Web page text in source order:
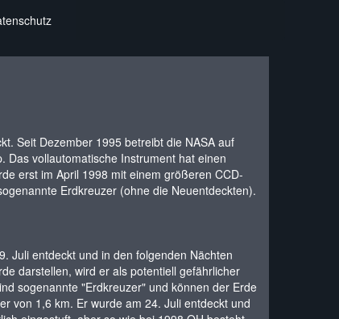
Seit Dezember 1995 betreibt die NASA auf
Das vollautomatische Instrument hat einen
erst im April 1998 mit einem größeren CCD-
Erdkreuzer (ohne die Neuentdeckten).
Juli entdeckt und in den folgenden Nächten
darstellen, wird er als potentiell gefährlicher
sogenannte "Erdkreuzer" und können der Erde
von 1,6 km. Er wurde am 24. Juli entdeckt und